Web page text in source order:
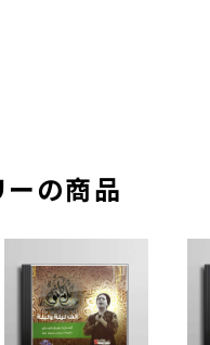
ーの商品